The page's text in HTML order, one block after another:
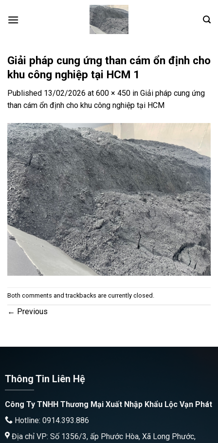
Giải pháp cung ứng than cám ổn định cho
khu công nghiệp tại HCM 1
Published 13/02/2026 at 600 × 450 in Giải pháp cung ứng
than cám ổn định cho khu công nghiệp tại HCM
Both comments and trackbacks are currently closed.
← Previous
Thông Tin Liên Hệ
Công Ty TNHH Thương Mại Xuất Nhập Khẩu Lộc Vạn Phát
Hotline: 0914.393.886
Địa chỉ VP: Số 1356/3, ấp Phước Hòa, Xã Long Phước,